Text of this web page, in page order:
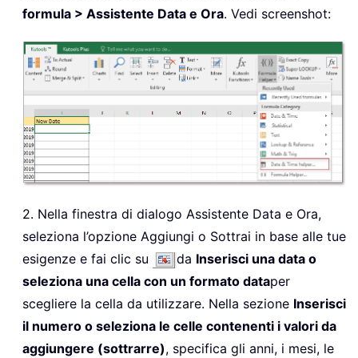
formula > Assistente Data e Ora. Vedi screenshot:
2. Nella finestra di dialogo Assistente Data e Ora,
seleziona l’opzione Aggiungi o Sottrai in base alle tue
esigenze e fai clic su
da Inserisci una data o
seleziona una cella con un formato dataper
scegliere la cella da utilizzare. Nella sezione Inserisci
il numero o seleziona le celle contenenti i valori da
aggiungere (sottrarre), specifica gli anni, i mesi, le